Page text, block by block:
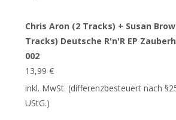
Chris Aron (2 Tracks) + Susan
Tracks) Deutsche R'n'R EP
002
13,99€
inkl. MwSt. (differenzbesteuert nach
UStG.)